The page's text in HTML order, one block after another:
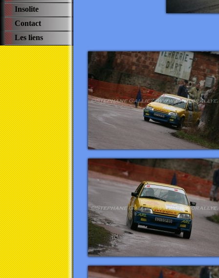
Insolite
Contact
Les liens